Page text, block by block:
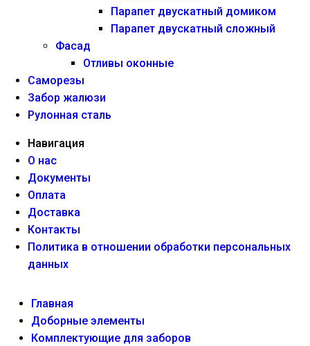
Парапет двускатный домиком
Парапет двускатный сложный
Фасад
Отливы оконные
Саморезы
Забор жалюзи
Рулонная сталь
Навигация
О нас
Документы
Оплата
Доставка
Контакты
Политика в отношении обработки персональных
данных
Главная
Доборные элементы
Комплектующие для заборов